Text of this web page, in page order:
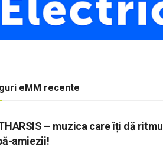
eMM recente
– muzica care îți dă ritmul
amiezii!